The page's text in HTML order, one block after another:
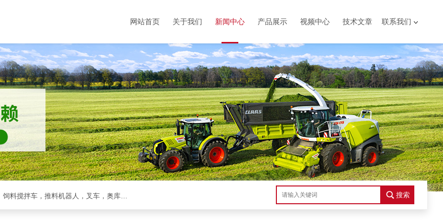
网站首页 关于我们 新闻中心 产品展示 视频中心 技术文章 联系我们
克拉斯全系，收割机，青储机，拖拉机，方包裹包机，饲料搅拌车，推料机器人，叉车，奥库裹包机 搜索